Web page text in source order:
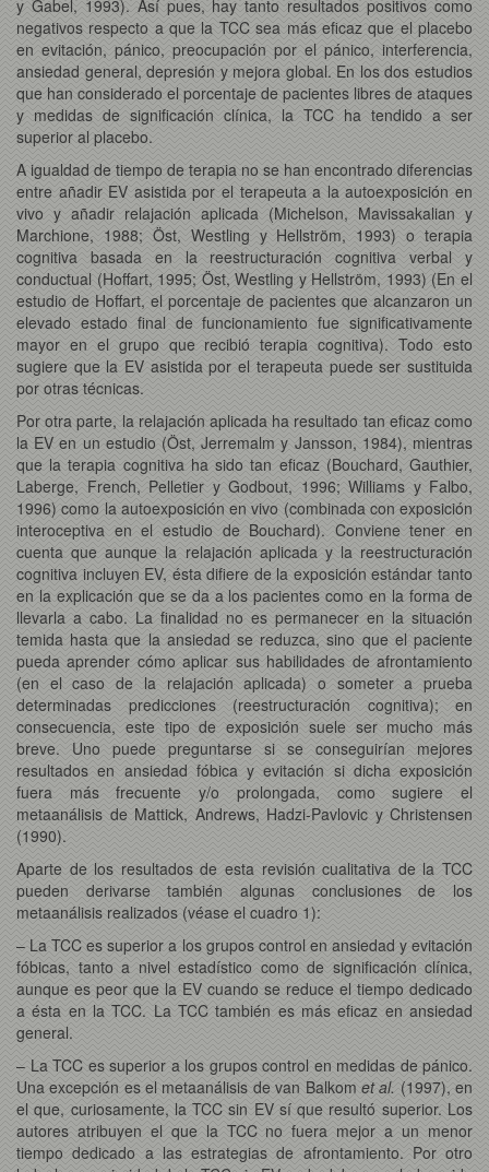
y Gabel, 1993). Así pues, hay tanto resultados positivos como
negativos respecto a que la TCC sea más eficaz que el placebo
en evitación, pánico, preocupación por el pánico, interferencia,
ansiedad general, depresión y mejora global. En los dos estudios
que han considerado el porcentaje de pacientes libres de ataques
y medidas de significación clínica, la TCC ha tendido a ser
superior al placebo.
A igualdad de tiempo de terapia no se han encontrado diferencias
entre añadir EV asistida por el terapeuta a la autoexposición en
vivo y añadir relajación aplicada (Michelson, Mavissakalian y
Marchione, 1988; Öst, Westling y Hellström, 1993) o terapia
cognitiva basada en la reestructuración cognitiva verbal y
conductual (Hoffart, 1995; Öst, Westling y Hellström, 1993) (En el
estudio de Hoffart, el porcentaje de pacientes que alcanzaron un
elevado estado final de funcionamiento fue significativamente
mayor en el grupo que recibió terapia cognitiva). Todo esto
sugiere que la EV asistida por el terapeuta puede ser sustituida
por otras técnicas.
Por otra parte, la relajación aplicada ha resultado tan eficaz como
la EV en un estudio (Öst, Jerremalm y Jansson, 1984), mientras
que la terapia cognitiva ha sido tan eficaz (Bouchard, Gauthier,
Laberge, French, Pelletier y Godbout, 1996; Williams y Falbo,
1996) como la autoexposición en vivo (combinada con exposición
interoceptiva en el estudio de Bouchard). Conviene tener en
cuenta que aunque la relajación aplicada y la reestructuración
cognitiva incluyen EV, ésta difiere de la exposición estándar tanto
en la explicación que se da a los pacientes como en la forma de
llevarla a cabo. La finalidad no es permanecer en la situación
temida hasta que la ansiedad se reduzca, sino que el paciente
pueda aprender cómo aplicar sus habilidades de afrontamiento
(en el caso de la relajación aplicada) o someter a prueba
determinadas predicciones (reestructuración cognitiva); en
consecuencia, este tipo de exposición suele ser mucho más
breve. Uno puede preguntarse si se conseguirían mejores
resultados en ansiedad fóbica y evitación si dicha exposición
fuera más frecuente y/o prolongada, como sugiere el
metaanálisis de Mattick, Andrews, Hadzi-Pavlovic y Christensen
(1990).
Aparte de los resultados de esta revisión cualitativa de la TCC
pueden derivarse también algunas conclusiones de los
metaanálisis realizados (véase el cuadro 1):
– La TCC es superior a los grupos control en ansiedad y evitación
fóbicas, tanto a nivel estadístico como de significación clínica,
aunque es peor que la EV cuando se reduce el tiempo dedicado
a ésta en la TCC. La TCC también es más eficaz en ansiedad
general.
– La TCC es superior a los grupos control en medidas de pánico.
Una excepción es el metaanálisis de van Balkom et al. (1997), en
el que, curiosamente, la TCC sin EV sí que resultó superior. Los
autores atribuyen el que la TCC no fuera mejor a un menor
tiempo dedicado a las estrategias de afrontamiento. Por otro